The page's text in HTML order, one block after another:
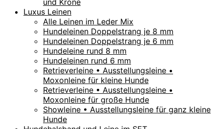
Luxus Leinen
Alle Leinen im Leder Mix
Hundeleinen Doppelstrang je 8 mm
Hundeleinen Doppelstrang je 6 mm
Hundeleine rund 8 mm
Hundeleinen rund 6 mm
Retrieverleine • Ausstellungsleine •
Moxonleine für kleine Hunde
Retrieverleine • Ausstellungsleine •
Moxonleine für große Hunde
Showleine • Ausstellungsleine für ganz kleine
Hunde